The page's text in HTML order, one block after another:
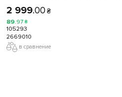
2 999.00 ₴
89.97 ₴
105293
2669010
в сравнение